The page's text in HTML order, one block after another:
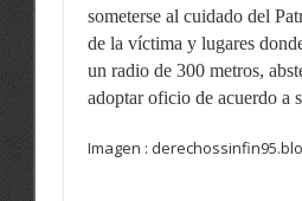
someterse al cuidado del
de la víctima y lugares
un radio de 300 metros,
adoptar oficio de acuerdo a
Imagen :